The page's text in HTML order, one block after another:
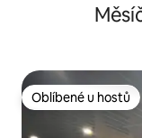
Oblíbené u hostů
Oblíbené u hostů